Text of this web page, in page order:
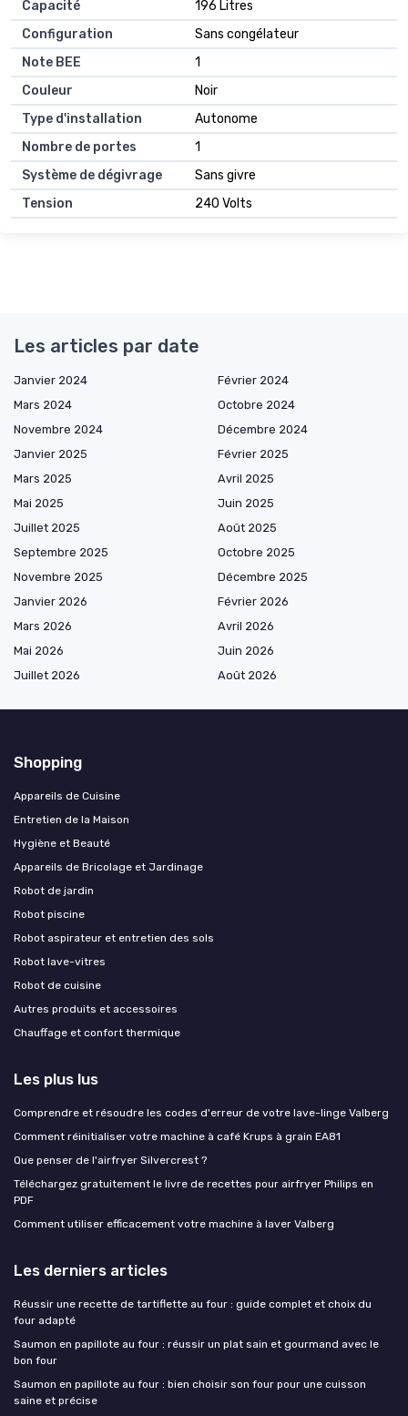
Capacité
196 Litres
Configuration
Sans congélateur
Note BEE
1
Couleur
Noir
Type d'installation
Autonome
Nombre de portes
1
Système de dégivrage
Sans givre
Tension
240 Volts
Les articles par date
Janvier 2024
Février 2024
Mars 2024
Octobre 2024
Novembre 2024
Décembre 2024
Janvier 2025
Février 2025
Mars 2025
Avril 2025
Mai 2025
Juin 2025
Juillet 2025
Août 2025
Septembre 2025
Octobre 2025
Novembre 2025
Décembre 2025
Janvier 2026
Février 2026
Mars 2026
Avril 2026
Mai 2026
Juin 2026
Juillet 2026
Août 2026
Shopping
Appareils de Cuisine
Entretien de la Maison
Hygiène et Beauté
Appareils de Bricolage et Jardinage
Robot de jardin
Robot piscine
Robot aspirateur et entretien des sols
Robot lave-vitres
Robot de cuisine
Autres produits et accessoires
Chauffage et confort thermique
Les plus lus
Comprendre et résoudre les codes d'erreur de votre lave-linge Valberg
Comment réinitialiser votre machine à café Krups à grain EA81
Que penser de l'airfryer Silvercrest ?
Téléchargez gratuitement le livre de recettes pour airfryer Philips en
PDF
Comment utiliser efficacement votre machine à laver Valberg
Les derniers articles
Réussir une recette de tartiflette au four : guide complet et choix du
four adapté
Saumon en papillote au four : réussir un plat sain et gourmand avec le
bon four
Saumon en papillote au four : bien choisir son four pour une cuisson
saine et précise